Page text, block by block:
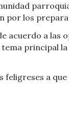
por los
acuerdo a las
principal
feligreses a